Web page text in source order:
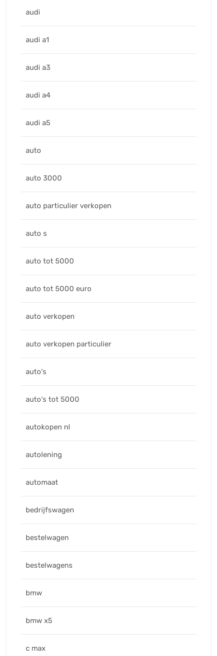
audi
audi a1
audi a3
audi a4
audi a5
auto
auto 3000
auto particulier verkopen
auto s
auto tot 5000
auto tot 5000 euro
auto verkopen
auto verkopen particulier
auto's
auto's tot 5000
autokopen nl
autolening
automaat
bedrijfswagen
bestelwagen
bestelwagens
bmw
bmw x5
c max